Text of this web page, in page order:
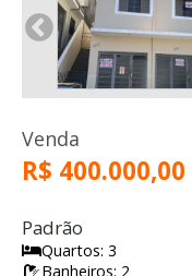
Venda
R$ 400.000,00
Padrão
Quartos: 3
Banheiros: 2